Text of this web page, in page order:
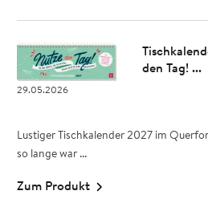
den Tag! ...
29.05.2026
Lustiger Tischkalender 2027 im
so lange war ...
Zum Produkt